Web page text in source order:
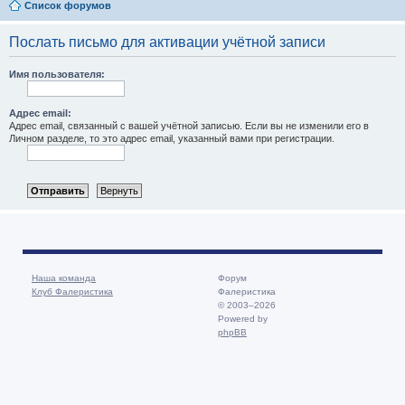
Список форумов
Послать письмо для активации учётной записи
Имя пользователя:
Адрес email:
Адрес email, связанный с вашей учётной записью. Если вы не изменили его в
Личном разделе, то это адрес email, указанный вами при регистрации.
Наша команда
Клуб Фалеристика
Форум
Фалеристика
© 2003–2026
Powered by
phpBB